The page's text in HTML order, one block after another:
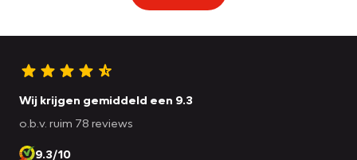
Wij krijgen gemiddeld een 9.3
o.b.v. ruim 78 reviews
9.3/10